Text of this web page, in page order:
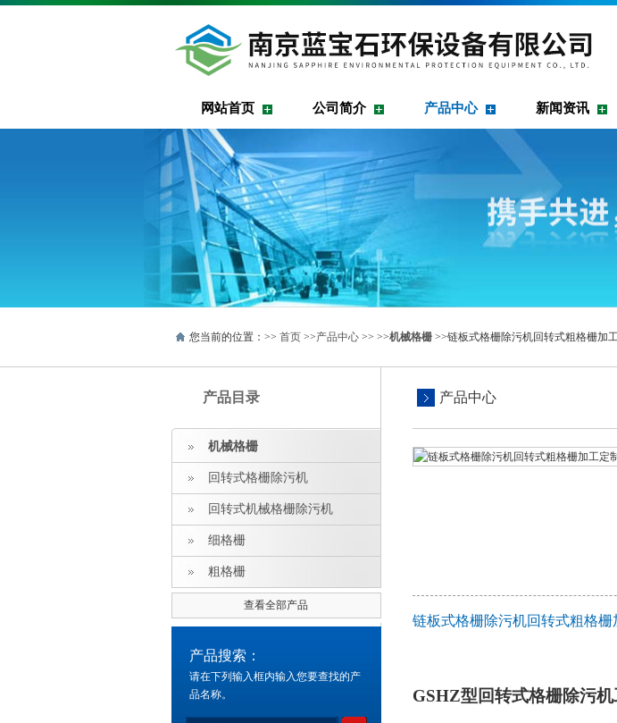
网站首页 公司简介 产品中心 新闻资讯
您当前的位置：>> 首页 >>产品中心 >> >>机械格栅 >>链板式格栅除污机回转式粗格栅加
产品目录
机械格栅
回转式格栅除污机
回转式机械格栅除污机
细格栅
粗格栅
查看全部产品
产品搜索：
请在下列输入框内输入您要查找的产
品名称。
产品中心
链板式格栅除污机回转式粗格
GSHZ型回转式格栅除污机